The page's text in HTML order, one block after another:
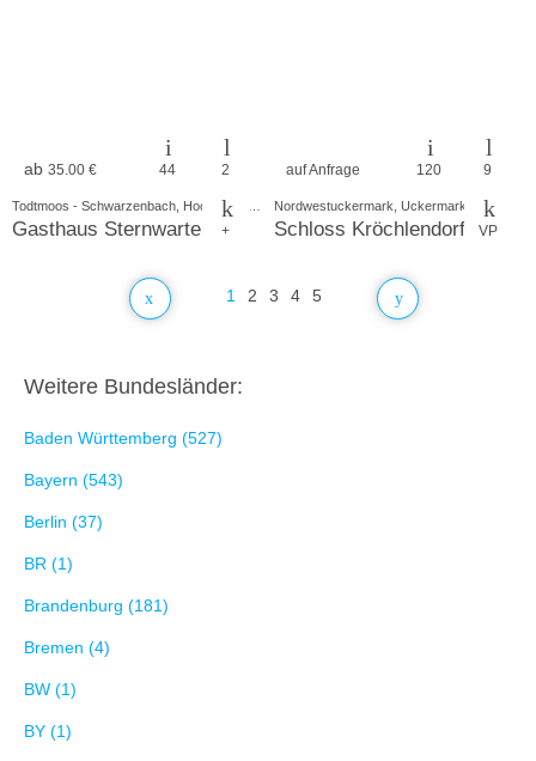
ab 35.00 € 44 2
+
Gasthaus Sternwarte
auf Anfrage 120 9
VP
Nordwestuckermark, Uckermark
Schloss Kröchlendorff e.V.
1 2 3 4 5
Weitere Bundesländer:
Baden Württemberg (527)
Bayern (543)
Berlin (37)
BR (1)
Brandenburg (181)
Bremen (4)
BW (1)
BY (1)